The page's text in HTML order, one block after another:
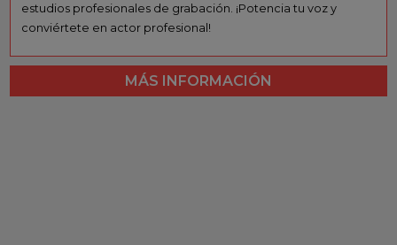
estudios profesionales de grabación. ¡Potencia tu voz y
conviértete en actor profesional!
MÁS INFORMACIÓN